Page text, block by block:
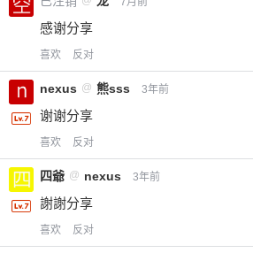
感谢分享
喜欢 反对
nexus @ 熊sss 3年前
谢谢分享
喜欢 反对
四爺 @ nexus 3年前
謝謝分享
喜欢 反对